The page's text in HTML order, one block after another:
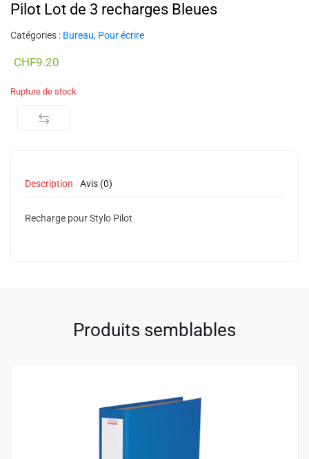
Pilot Lot de 3 recharges Bleues
Catégories : Bureau, Pour écrire
CHF9.20
Rupture de stock
Description Avis (0)
Recharge pour Stylo Pilot
Produits semblables